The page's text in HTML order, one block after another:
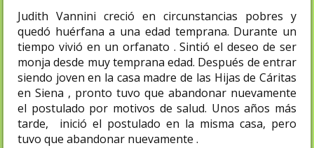
Judith Vannini creció en circunstancias pobres y
quedó huérfana a una edad temprana. Durante un
tiempo vivió en un orfanato . Sintió el deseo de ser
monja desde muy temprana edad. Después de entrar
siendo joven en la casa madre de las Hijas de Cáritas
en Siena , pronto tuvo que abandonar nuevamente
el postulado por motivos de salud. Unos años más
tarde, inició el postulado en la misma casa, pero
tuvo que abandonar nuevamente .